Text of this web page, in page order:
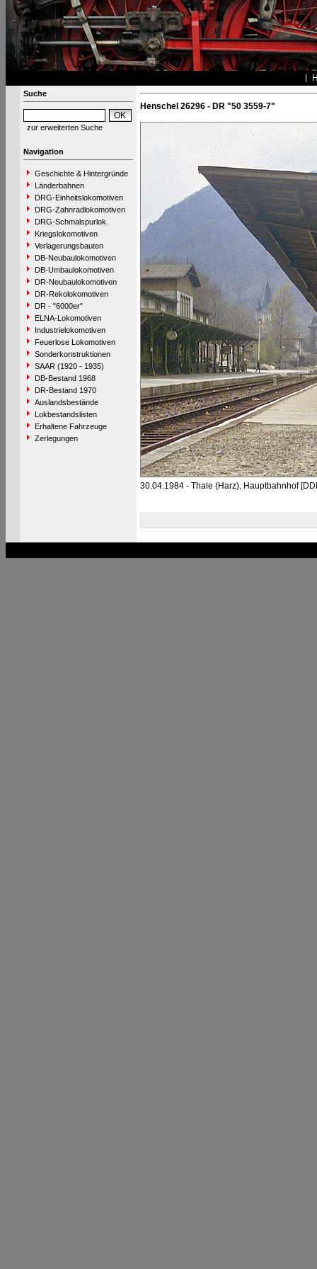
Suche
zur erweiterten Suche
Navigation
Geschichte & Hintergründe
Länderbahnen
DRG-Einheitslokomotiven
DRG-Zahnradlokomotiven
DRG-Schmalspurlok.
Kriegslokomotiven
Verlagerungsbauten
DB-Neubaulokomotiven
DB-Umbaulokomotiven
DR-Neubaulokomotiven
DR-Rekolokomotiven
DR - "6000er"
ELNA-Lokomotiven
Industrielokomotiven
Feuerlose Lokomotiven
Sonderkonstruktionen
SAAR (1920 - 1935)
DB-Bestand 1968
DR-Bestand 1970
Auslandsbestände
Lokbestandslisten
Erhaltene Fahrzeuge
Zerlegungen
Henschel 26296 - DR "50 3559-7"
30.04.1984 - Thale (Harz), Hauptbahnhof